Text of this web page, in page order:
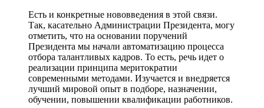
Есть и конкретные нововведения в этой связи.
Так, касательно Администрации Президента, могу
отметить, что на основании поручений
Президента мы начали автоматизацию процесса
отбора талантливых кадров. То есть, речь идет о
реализации принципа меритократии
современными методами. Изучается и внедряется
лучший мировой опыт в подборе, назначении,
обучении, повышении квалификации работников.